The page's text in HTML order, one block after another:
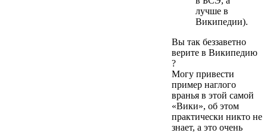
лучше в
Википедии).
Вы так беззаветно
верите в Википедию
?
Могу привести
пример наглого
вранья в этой самой
«Вики», об этом
практически никто не
знает, а это очень